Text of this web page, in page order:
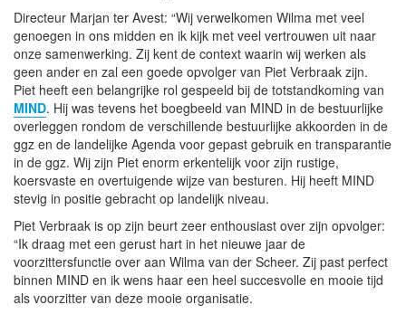
Directeur Marjan ter Avest: “Wij verwelkomen Wilma met veel
genoegen in ons midden en ik kijk met veel vertrouwen uit naar
onze samenwerking. Zij kent de context waarin wij werken als
geen ander en zal een goede opvolger van Piet Verbraak zijn.
Piet heeft een belangrijke rol gespeeld bij de totstandkoming van
MIND. Hij was tevens het boegbeeld van MIND in de bestuurlijke
overleggen rondom de verschillende bestuurlijke akkoorden in de
ggz en de landelijke Agenda voor gepast gebruik en transparantie
in de ggz. Wij zijn Piet enorm erkentelijk voor zijn rustige,
koersvaste en overtuigende wijze van besturen. Hij heeft MIND
stevig in positie gebracht op landelijk niveau.
Piet Verbraak is op zijn beurt zeer enthousiast over zijn opvolger:
“Ik draag met een gerust hart in het nieuwe jaar de
voorzittersfunctie over aan Wilma van der Scheer. Zij past perfect
binnen MIND en ik wens haar een heel succesvolle en mooie tijd
als voorzitter van deze mooie organisatie.